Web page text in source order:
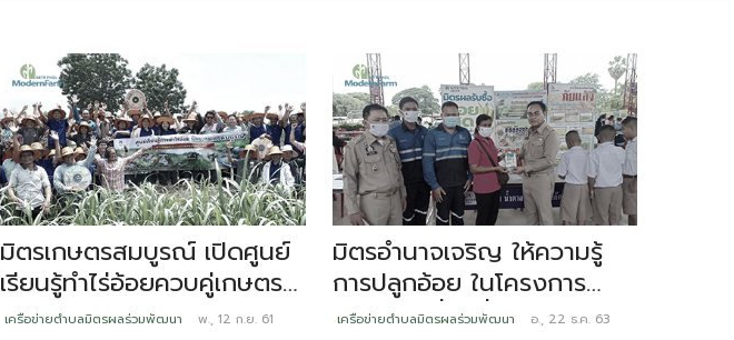
มิตรเกษตรสมบูรณ์ เปิดศูนย์
เรียนรู้ทำไร่อ้อยควบคู่เกษตร
ทฤษฎีใหม่
เครือข่ายตำบลมิตรผลร่วมพัฒนา พ., 12 ก.ย. 61
มิตรอำนาจเจริญ ให้ความรู้
การปลูกอ้อย ในโครงการ
จังหวัดเคลื่อนที่
เครือข่ายตำบลมิตรผลร่วมพัฒนา อ., 22 ธ.ค. 63